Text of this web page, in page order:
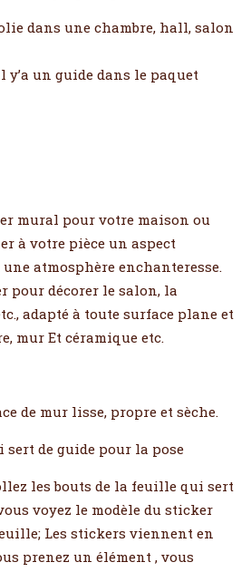
dans une chambre, hall, salon
un guide dans le paquet
mural pour votre maison ou
à votre pièce un aspect
atmosphère enchanteresse.
pour décorer le salon, la
adapté à toute surface plane et
mur Et céramique etc.
de mur lisse, propre et sèche.
de guide pour la pose
les bouts de la feuille qui sert
voyez le modèle du sticker
Les stickers viennent en
prenez un élément , vous